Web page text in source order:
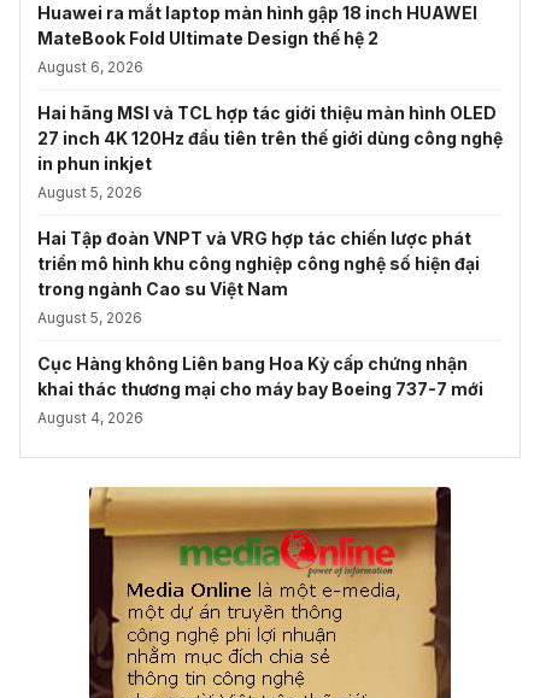
Huawei ra mắt laptop màn hình gập 18 inch HUAWEI
MateBook Fold Ultimate Design thế hệ 2
August 6, 2026
Hai hãng MSI và TCL hợp tác giới thiệu màn hình OLED
27 inch 4K 120Hz đầu tiên trên thế giới dùng công nghệ
in phun inkjet
August 5, 2026
Hai Tập đoàn VNPT và VRG hợp tác chiến lược phát
triển mô hình khu công nghiệp công nghệ số hiện đại
trong ngành Cao su Việt Nam
August 5, 2026
Cục Hàng không Liên bang Hoa Kỳ cấp chứng nhận
khai thác thương mại cho máy bay Boeing 737-7 mới
August 4, 2026